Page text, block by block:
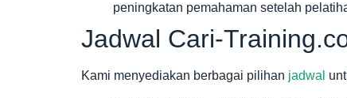
peningkatan pemahaman setelah
Jadwal Cari-
Kami menyediakan berbagai pilihan jadwal